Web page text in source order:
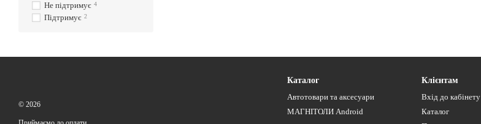
Не підтримує 4
Підтримує 2
© 2026
Каталог
Автотовари та аксесуари
МАГНІТОЛИ Android
Клієнтам
Вхід до кабінету
Каталог